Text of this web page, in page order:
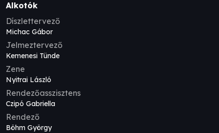
Alkotók
Díszlettervező
Michac Gábor
Jelmeztervező
Kemenesi Tünde
Zene
Nyitrai László
Rendezőasszisztens
Czipó Gabriella
Rendező
Böhm György